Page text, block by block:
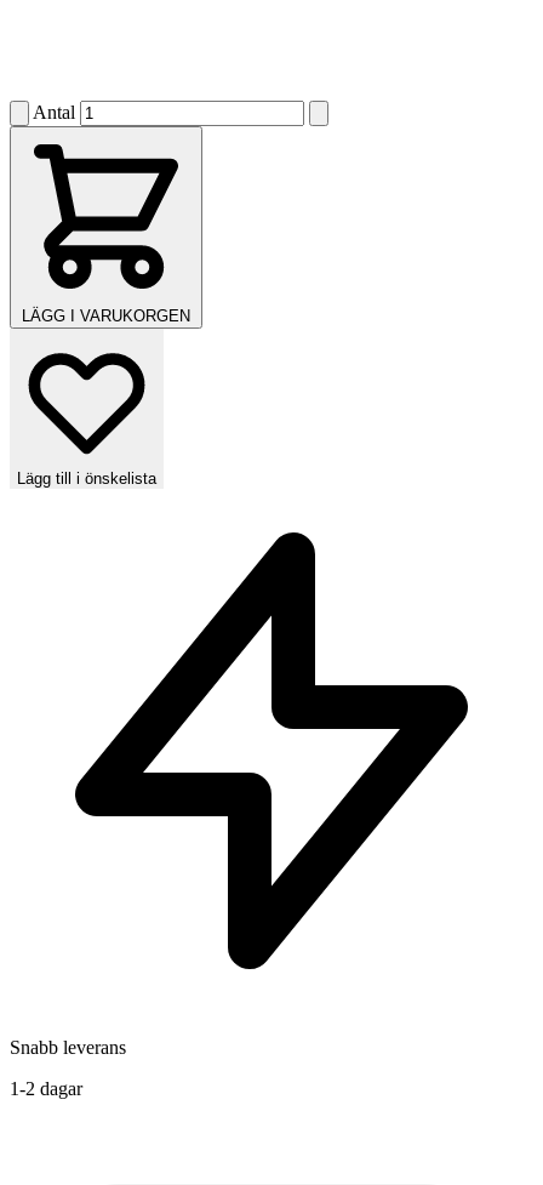
Antal
LÄGG I VARUKORGEN
Lägg till i önskelista
Snabb leverans
1-2 dagar